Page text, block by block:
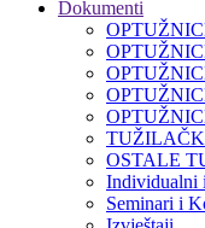
Dokumenti
OSTALE
Individualni
Seminari i